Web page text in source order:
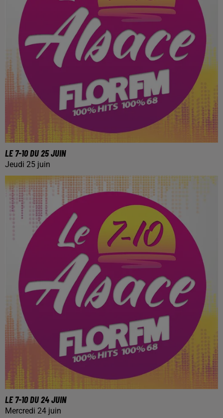
LE 7-10 DU 25 JUIN
Jeudi 25 juin
LE 7-10 DU 24 JUIN
Mercredi 24 juin